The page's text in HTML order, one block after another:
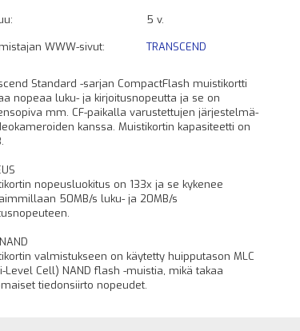
5 v.
WWW-sivut:
TRANSCEND
Standard -sarjan CompactFlash muistikortti
nopeaa luku- ja kirjoitusnopeutta ja se on
mm. CF-paikalla varustettujen järjestelmä-
kanssa. Muistikortin kapasiteetti on
nopeusluokitus on 133x ja se kykenee
50MB/s luku- ja 20MB/s
valmistukseen on käytetty huipputason MLC
Level Cell) NAND flash -muistia, mikä takaa
tiedonsiirto nopeudet.